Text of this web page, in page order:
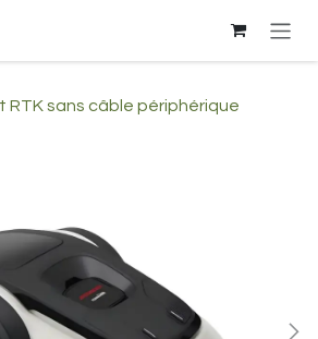
RTK sans câble périphérique